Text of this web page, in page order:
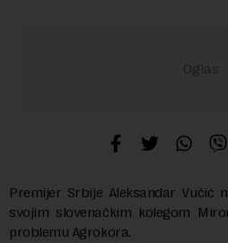
Premijer Srbije Aleksandar Vučić
svojim slovenačkim kolegom
problemu Agrokora.